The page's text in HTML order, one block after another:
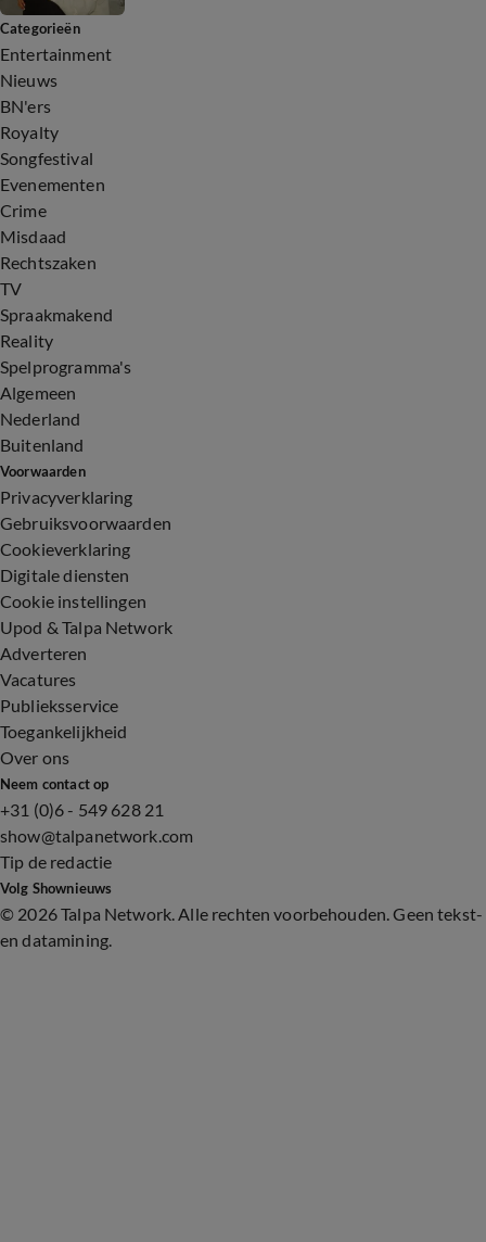
Categorieën
Entertainment
Nieuws
BN'ers
Royalty
Songfestival
Evenementen
Crime
Misdaad
Rechtszaken
TV
Spraakmakend
Reality
Spelprogramma's
Algemeen
Nederland
Buitenland
Voorwaarden
Privacyverklaring
Gebruiksvoorwaarden
Cookieverklaring
Digitale diensten
Cookie instellingen
Upod & Talpa Network
Adverteren
Vacatures
Publieksservice
Toegankelijkheid
Over ons
Neem contact op
+31 (0)6 - 549 628 21
show@talpanetwork.com
Tip de redactie
Volg Shownieuws
© 2026 Talpa Network. Alle rechten voorbehouden. Geen tekst-
en datamining.